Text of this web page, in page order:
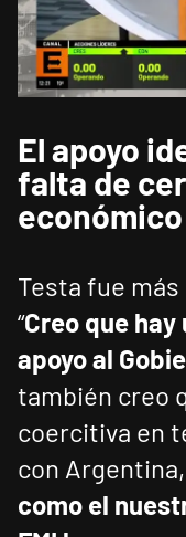
El apoyo
falta de
económico
Testa fue
“Creo que
apoyo al
también creo
coercitiva en
con Argentina,
como el